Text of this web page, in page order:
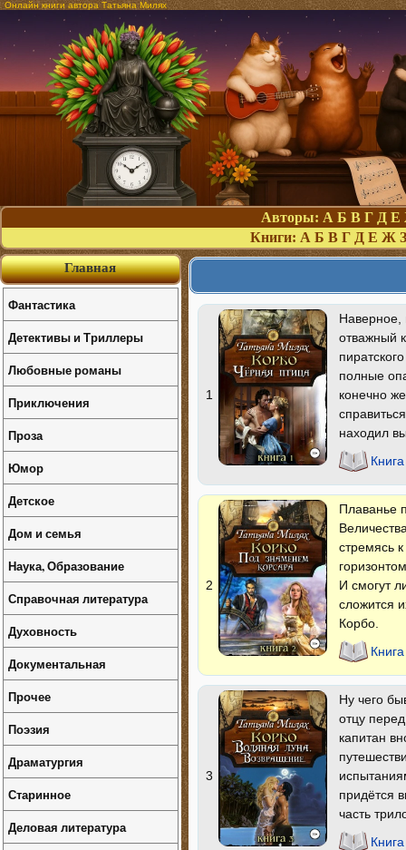
Онлайн книги автора Татьяна Милях
Авторы: А Б В Г Д Е
Книги: А Б В Г Д Е Ж З
1
Наверное,
отважный
полные
конечно
находил
2
Плаванье
стремясь
И смогут
сложится
Корбо.
3
Ну чего
отцу
капитан
придётся
часть
Главная
Фантастика
Детективы и Триллеры
Любовные романы
Приключения
Проза
Юмор
Детское
Дом и семья
Наука, Образование
Справочная литература
Духовность
Документальная
Прочее
Поэзия
Драматургия
Старинное
Деловая литература